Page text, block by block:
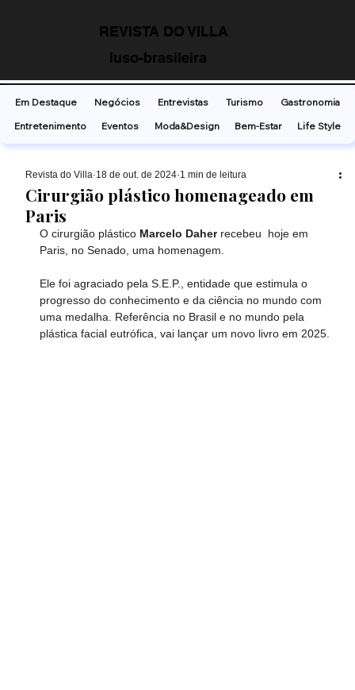
REVISTA DO VILLA
luso-brasileira
Cirurgião plástico homenageado em
Paris
Revista do Villa 18 de out. de 2024 1 min de leitura
O cirurgião plástico Marcelo Daher recebeu  hoje em
Paris, no Senado, uma homenagem.
Ele foi agraciado pela S.E.P., entidade que estimula o
progresso do conhecimento e da ciência no mundo com
uma medalha. Referência no Brasil e no mundo pela
plástica facial eutrófica, vai lançar um novo livro em 2025.
Em Destaque Negócios Entrevistas Turismo
Gastronomia
Entretenimento
Eventos Moda&Design Bem-Estar Life Style